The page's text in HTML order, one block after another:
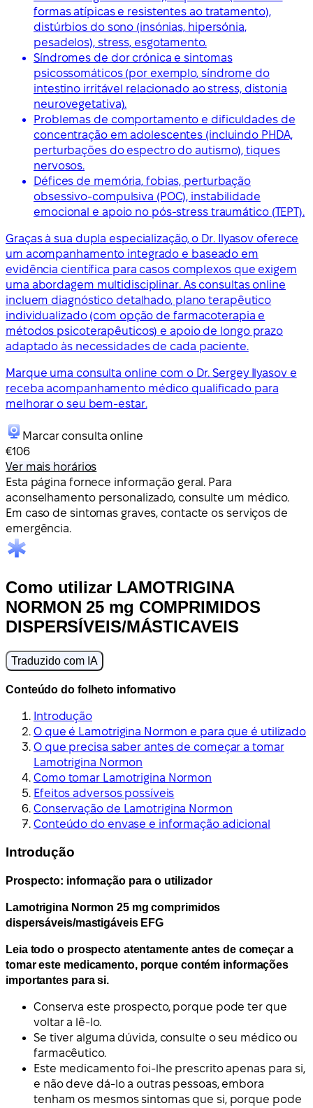
formas atípicas e resistentes ao tratamento),
distúrbios do sono (insónias, hipersónia,
pesadelos), stress, esgotamento.
Síndromes de dor crónica e sintomas
psicossomáticos (por exemplo, síndrome do
intestino irritável relacionado ao stress, distonia
neurovegetativa).
Problemas de comportamento e dificuldades de
concentração em adolescentes (incluindo PHDA,
perturbações do espectro do autismo), tiques
nervosos.
Défices de memória, fobias, perturbação
obsessivo-compulsiva (POC), instabilidade
emocional e apoio no pós-stress traumático (TEPT).
Graças à sua dupla especialização, o Dr. Ilyasov oferece
um acompanhamento integrado e baseado em
evidência científica para casos complexos que exigem
uma abordagem multidisciplinar. As consultas online
incluem diagnóstico detalhado, plano terapêutico
individualizado (com opção de farmacoterapia e
métodos psicoterapêuticos) e apoio de longo prazo
adaptado às necessidades de cada paciente.
Marque uma consulta online com o Dr. Sergey Ilyasov e
receba acompanhamento médico qualificado para
melhorar o seu bem-estar.
Marcar consulta online
€106
Ver mais horários
Esta página fornece informação geral. Para
aconselhamento personalizado, consulte um médico.
Em caso de sintomas graves, contacte os serviços de
emergência.
Como utilizar LAMOTRIGINA
NORMON 25 mg COMPRIMIDOS
DISPERSÍVEIS/MÁSTICAVEIS
Traduzido com IA
Conteúdo do folheto informativo
Introdução
O que é Lamotrigina Normon e para que é utilizado
O que precisa saber antes de começar a tomar
Lamotrigina Normon
Como tomar Lamotrigina Normon
Efeitos adversos possíveis
Conservação de Lamotrigina Normon
Conteúdo do envase e informação adicional
Introdução
Prospecto: informação para o utilizador
Lamotrigina Normon 25 mg comprimidos
dispersáveis/mastigáveis EFG
Leia todo o prospecto atentamente antes de começar a
tomar este medicamento, porque contém informações
importantes para si.
Conserva este prospecto, porque pode ter que
voltar a lê-lo.
Se tiver alguma dúvida, consulte o seu médico ou
farmacêutico.
Este medicamento foi-lhe prescrito apenas para si,
e não deve dá-lo a outras pessoas, embora
tenham os mesmos sintomas que si, porque pode